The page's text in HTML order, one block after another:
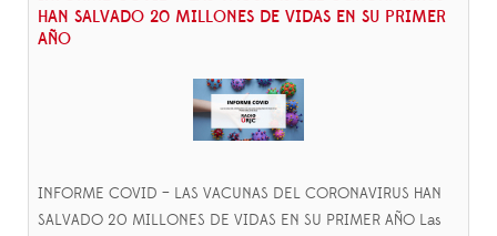
HAN SALVADO 20 MILLONES DE VIDAS EN SU PRIMER
AÑO
INFORME COVID – LAS VACUNAS DEL CORONAVIRUS HAN
SALVADO 20 MILLONES DE VIDAS EN SU PRIMER AÑO Las